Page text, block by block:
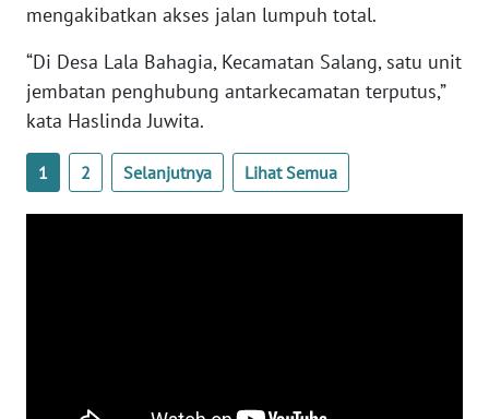
mengakibatkan akses jalan lumpuh total.
“Di Desa Lala Bahagia, Kecamatan Salang, satu unit
jembatan penghubung antarkecamatan terputus,”
kata Haslinda Juwita.
1 2 Selanjutnya Lihat Semua
WN
RIAU
SERAMBI
WN
JAMBI